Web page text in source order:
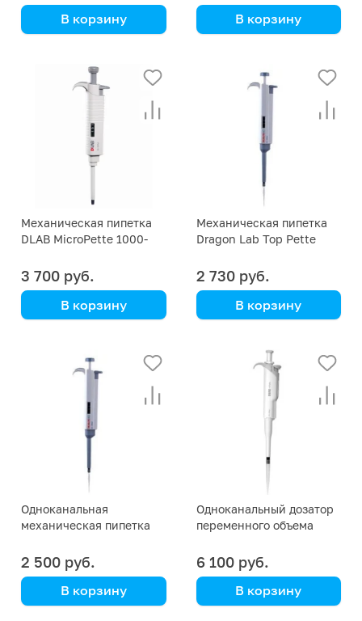
В корзину В корзину
Механическая пипетка
DLAB MicroPette 1000-
3 700 руб.
В корзину
Механическая пипетка
Dragon Lab Top Pette
2 730 руб.
В корзину
Одноканальная
механическая пипетка
5000 мкл
2 500 руб.
В корзину
Одноканальный дозатор
переменного объема
6 100 руб.
В корзину